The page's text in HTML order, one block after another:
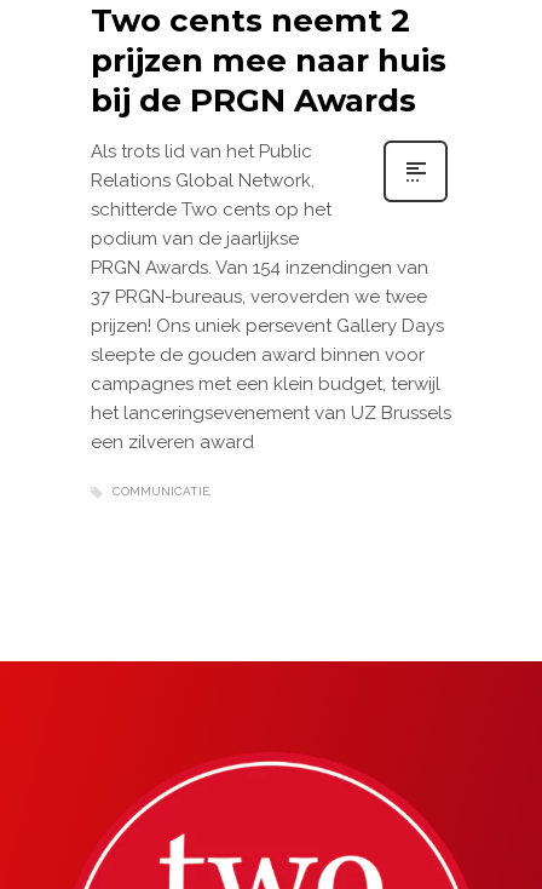
Two cents neemt 2
prijzen mee naar huis
bij de PRGN Awards
Als trots lid van het Public
Relations Global Network,
schitterde Two cents op het
podium van de jaarlijkse
PRGN Awards. Van 154 inzendingen van
37 PRGN-bureaus, veroverden we twee
prijzen! Ons uniek persevent Gallery Days
sleepte de gouden award binnen voor
campagnes met een klein budget, terwijl
het lanceringsevenement van UZ Brussels
een zilveren award
COMMUNICATIE